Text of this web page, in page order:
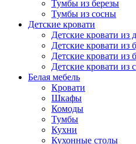
Тумбы из березы
Тумбы из сосны
Детские кровати
Детские кровати из
Детские кровати из
Детские кровати из
Детские кровати из
Белая мебель
Кровати
Шкафы
Комоды
Тумбы
Кухни
Кухонные столы